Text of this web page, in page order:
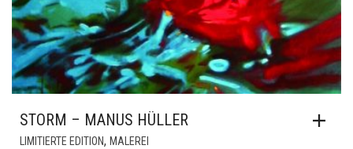
STORM – MANUS HÜLLER
LIMITIERTE EDITION, MALEREI